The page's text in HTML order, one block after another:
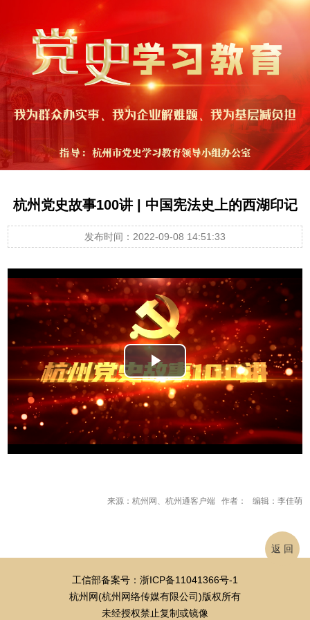
返 回
杭州党史故事100讲 | 中国宪法史上的西湖印记
发布时间：2022-09-08 14:51:33
Play
Video
来源：杭州网、杭州通客户端 作者： 编辑：李佳萌
工信部备案号：浙ICP备11041366号-1
杭州网(杭州网络传媒有限公司)版权所有
未经授权禁止复制或镜像